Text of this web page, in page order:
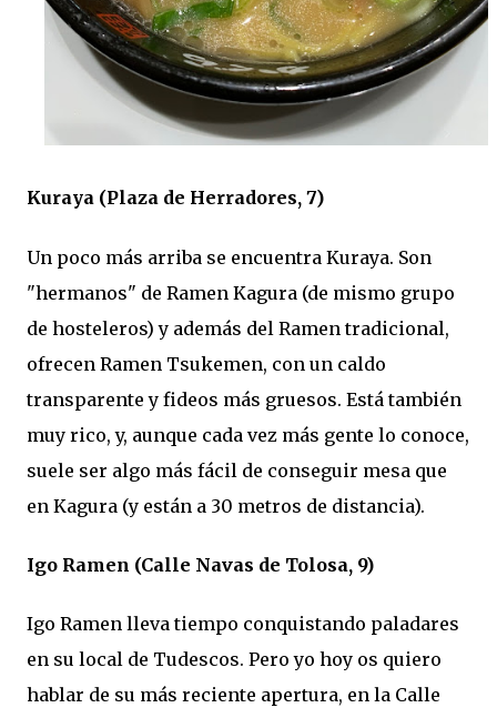
Kuraya (Plaza de Herradores, 7)
Un poco más arriba se encuentra Kuraya. Son
"hermanos" de Ramen Kagura (de mismo grupo
de hosteleros) y además del Ramen tradicional,
ofrecen Ramen Tsukemen, con un caldo
transparente y fideos más gruesos. Está también
muy rico, y, aunque cada vez más gente lo conoce,
suele ser algo más fácil de conseguir mesa que
en Kagura (y están a 30 metros de distancia).
Igo Ramen (Calle Navas de Tolosa, 9)
Igo Ramen lleva tiempo conquistando paladares
en su local de Tudescos. Pero yo hoy os quiero
hablar de su más reciente apertura, en la Calle